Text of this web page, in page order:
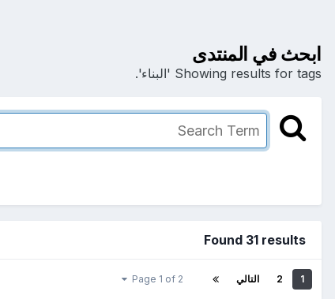
ابحث في المنتدى
Showing results for tags 'البناء'.
Found 31 results
1
2 التالي Page 1 of 2